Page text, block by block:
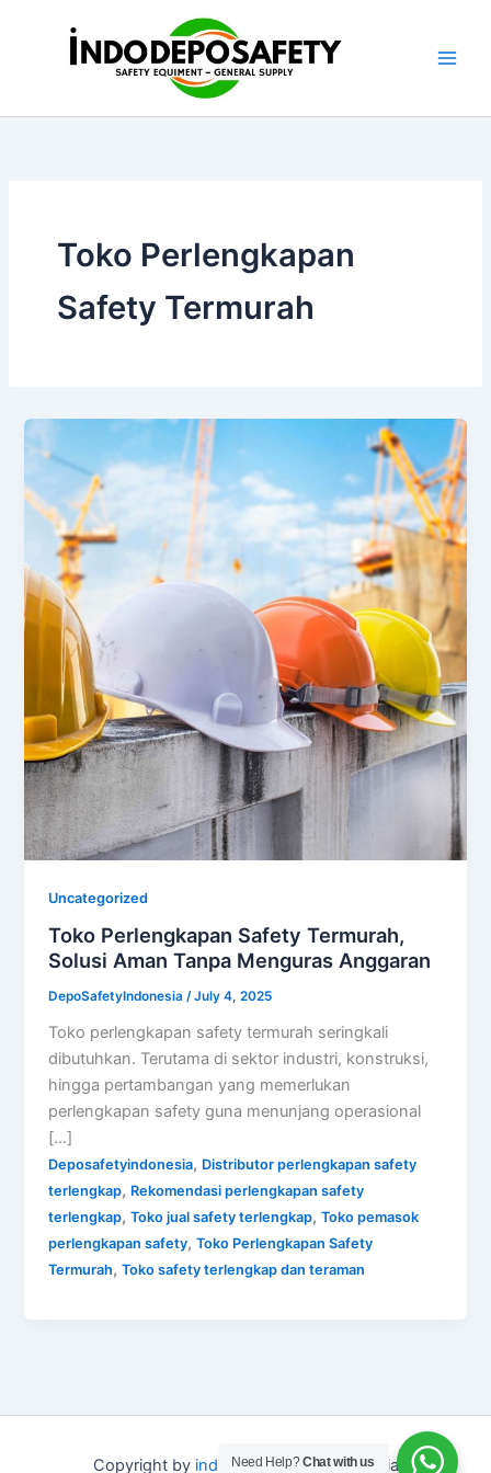
Toko Perlengkapan
Safety Termurah
Uncategorized
Toko Perlengkapan Safety Termurah,
Solusi Aman Tanpa Menguras Anggaran
DepoSafetyIndonesia/July 4, 2025
Toko perlengkapan safety termurah seringkali
dibutuhkan. Terutama di sektor industri, konstruksi,
hingga pertambangan yang memerlukan
perlengkapan safety guna menunjang operasional
[…]
Deposafetyindonesia, Distributor perlengkapan safety
terlengkap, Rekomendasi perlengkapan safety
terlengkap,Toko jual safety terlengkap,Toko pemasok
perlengkapan safety,Toko Perlengkapan Safety
Termurah,Toko safety terlengkap dan teraman
Copyright by indo depo safetyIndonesia
Need Help?Chat with us